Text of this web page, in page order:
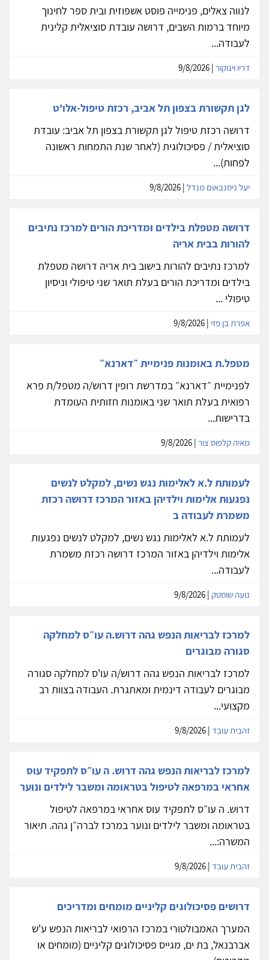
לנווה צאלים, פנימייה פוסט אשפוזית ובית ספר לחינוך
מיוחד ברמות השבים, דרושה עובדת סוציאלית קלינית
לעבודה...
דריו וינוקור
לגן תקשורת בצפון תל אביב, רכזת טיפול-אלו'ט
דרושה רכזת טיפול לגן תקשורת בצפון תל אביב: עובדת
סוציאלית / פסיכולוגית (לאחר שנת התמחות ראשונה
לפחות)...
יעל ניסנבאום מנדל
דרושה מטפלת בילדים ומדריכת הורים למרכז נתיבים
להורות בבית אריה
למרכז נתיבים להורות בישוב בית אריה דרושה מטפלת
בילדים ומדריכת הורים בעלת תואר שני טיפולי וניסיון
טיפולי ...
אפרת בן פזי
מטפל.ת באומנות פנימיית ״דארנא״
לפנימיית ״דארנא״ במדרשת רופין דרוש/ה מטפל/ת פרא
רפואית בעלת תואר שני באומנות חזותית העומדת
בדרישות...
מאיה קלפוס צור
לעמותת ל.א לאלימות נגש נשים, למקלט לנשים
נפגעות אלימות וילדיהן באזור המרכז דרושה רכזת
משמרת לעבודה ב
לעמותת ל.א לאלימות נגש נשים, למקלט לנשים נפגעות
אלימות וילדיהן באזור המרכז דרושה רכזת משמרת
לעבודה...
נועה שוסטק
למרכז לבריאות הנפש גהה דרוש.ה עו״ס למחלקה
סגורה מבוגרים
למרכז לבריאות הנפש גהה דרוש/ה עו'ס למחלקה סגורה
מבוגרים לעבודה דינמית ומאתגרת. העבודה בצוות רב
מקצועי...
זהבית עובד
למרכז לבריאות הנפש גהה דרוש. ה עו״ס לתפקיד עוס
אחראי במרפאה לטיפול בטראומה ומשבר לילדים ונוער
דרוש. ה עו״ס לתפקיד עוס אחראי במרפאה לטיפול
בטראומה ומשבר לילדים ונוער במרכז לברה״ן גהה. תיאור
המשרה:...
זהבית עובד
דרושים פסיכולוגים קליניים מומחים ומדריכים
המערך האמבולטורי במרכז הרפואי לבריאות הנפש ע'ש
אברבנאל, בת ים, מגייס פסיכולוגים קליניים (מומחים או